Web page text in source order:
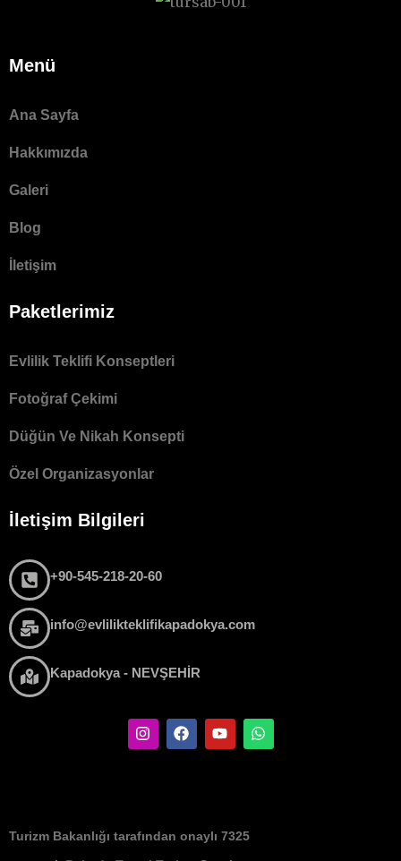
Menü
Ana Sayfa
Hakkımızda
Galeri
Blog
İletişim
Paketlerimiz
Evlilik Teklifi Konseptleri
Fotoğraf Çekimi
Düğün Ve Nikah Konsepti
Özel Organizasyonlar
İletişim Bilgileri
+90-545-218-20-60
info@evlilikteklifikapadokya.com
Kapadokya - NEVŞEHİR
Turizm Bakanlığı tarafından onaylı 7325